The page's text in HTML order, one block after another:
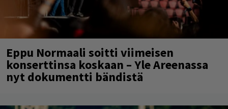
Eppu Normaali soitti viimeisen
konserttinsa koskaan – Yle Areenassa
nyt dokumentti bändistä